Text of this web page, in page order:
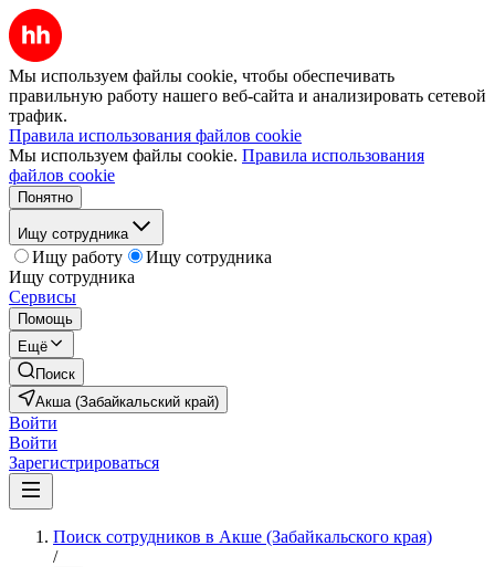
Мы используем файлы cookie, чтобы обеспечивать
правильную работу нашего веб-сайта и анализировать сетевой
трафик.
Правила использования файлов cookie
Мы используем файлы cookie. Правила использования
файлов cookie
Понятно
Ищу сотрудника
Ищу работу
Ищу сотрудника
Ищу сотрудника
Сервисы
Помощь
Ещё
Поиск
Акша (Забайкальский край)
Войти
Войти
Зарегистрироваться
Поиск сотрудников в Акше (Забайкальского края)
/